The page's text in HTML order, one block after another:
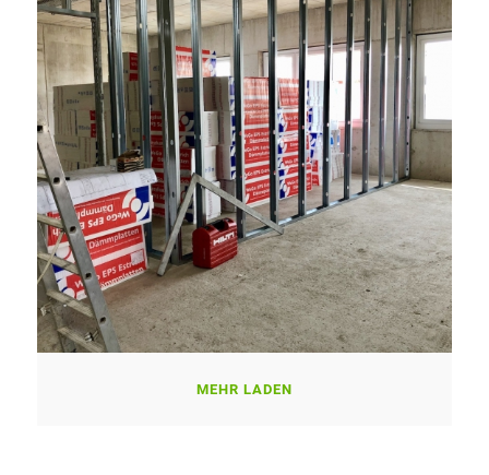
MEHR LADEN